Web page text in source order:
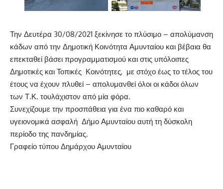
Την Δευτέρα 30/08/2021 ξεκίνησε το πλύσιμο – απολύμανση
κάδων από την Δημοτική Κοινότητα Αμυνταίου και βέβαια θα
επεκταθεί βάσει προγραμματισμού και στις υπόλοιπες
Δημοτικές και Τοπικές Κοινότητες, με στόχο έως το τέλος του
έτους να έχουν πλυθεί – απολυμανθεί όλοι οι κάδοι όλων
των Τ.Κ. τουλάχιστον από μία φόρα.
Συνεχίζουμε την προσπάθεια για ένα πιο καθαρό και
υγειονομικά ασφαλή Δήμο Αμυνταίου αυτή τη δύσκολη
περίοδο της πανδημίας.
Γραφείο τύπου Δημάρχου Αμυνταίου